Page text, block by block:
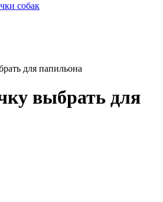
собак
для папильона
выбрать для